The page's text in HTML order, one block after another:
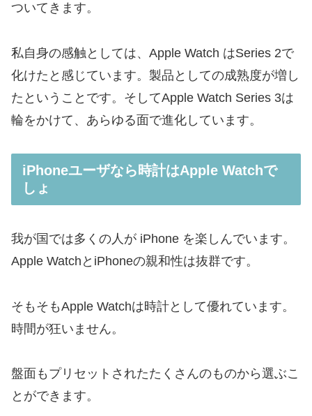
ついてきます。
私自身の感触としては、Apple Watch はSeries 2で
化けたと感じています。製品としての成熟度が増し
たということです。そしてApple Watch Series 3は
輪をかけて、あらゆる面で進化しています。
iPhoneユーザなら時計はApple Watchで
しょ
我が国では多くの人が iPhone を楽しんでいます。
Apple WatchとiPhoneの親和性は抜群です。
そもそもApple Watchは時計として優れています。
時間が狂いません。
盤面もプリセットされたたくさんのものから選ぶこ
とができます。